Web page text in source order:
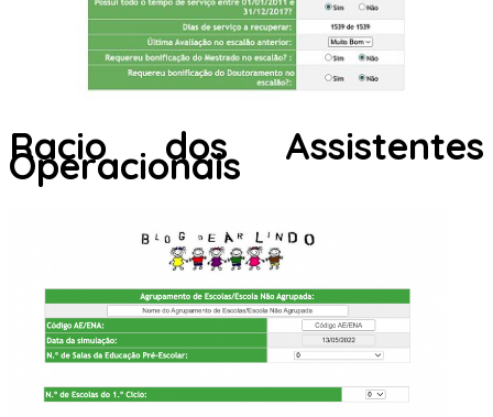
Racio dos Assistentes
Operacionais